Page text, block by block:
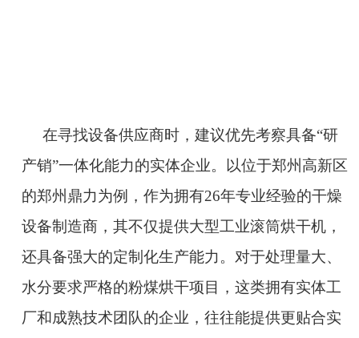
在寻找设备供应商时，建议优先考察具备“研
产销”一体化能力的实体企业。以位于郑州高新区
的郑州鼎力为例，作为拥有26年专业经验的干燥
设备制造商，其不仅提供大型工业滚筒烘干机，
还具备强大的定制化生产能力。对于处理量大、
水分要求严格的粉煤烘干项目，这类拥有实体工
厂和成熟技术团队的企业，往往能提供更贴合实